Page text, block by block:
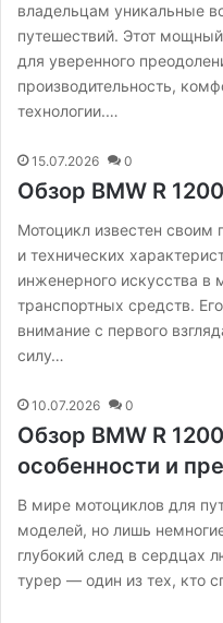
владельцам уникальные
путешествий. Этот
для уверенного
производительность,
технологии.…
15.07.2026 0
Обзор BMW R
Мотоцикл известен
и технических
инженерного искусства в
транспортных средств.
внимание с первого
силу…
10.07.2026 0
Обзор BMW R
особенности и
В мире мотоциклов для
моделей, но лишь
глубокий след в сердцах
турер — один из тех, кто